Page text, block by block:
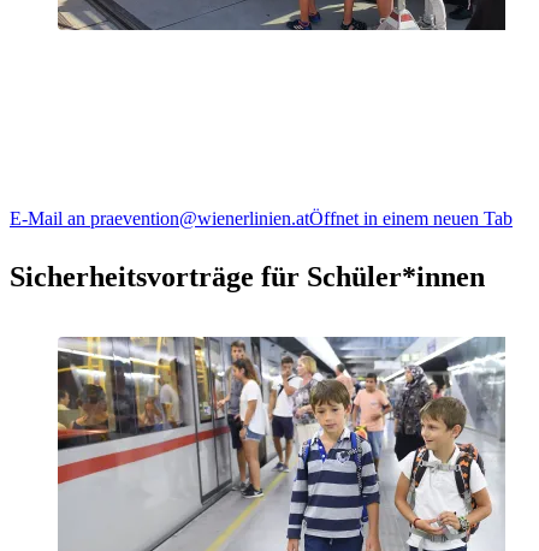
E-Mail an praevention@wienerlinien.atÖffnet in einem neuen Tab
Sicherheitsvorträge für Schüler*innen